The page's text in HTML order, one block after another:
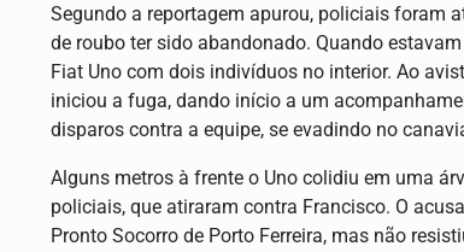
Segundo a reportagem apurou, policiais foram
de roubo ter sido abandonado. Quando
Fiat Uno com dois indivíduos no interior. Ao
iniciou a fuga, dando início a um
disparos contra a equipe, se evadindo no
Alguns metros à frente o Uno colidiu em uma
policiais, que atiraram contra Francisco. O
Pronto Socorro de Porto Ferreira, mas não